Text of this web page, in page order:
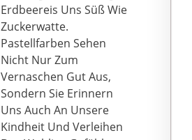
Erdbeereis Uns Süß Wie
Zuckerwatte.
Pastellfarben Sehen
Nicht Nur Zum
Vernaschen Gut Aus,
Sondern Sie Erinnern
Uns Auch An Unsere
Kindheit Und Verleihen